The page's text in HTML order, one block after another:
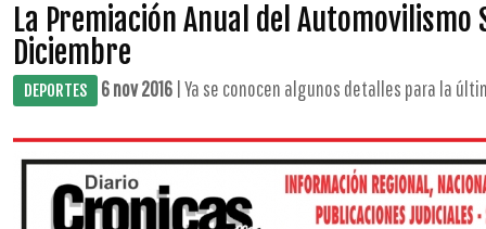
La Premiación Anual del Automovilismo
Diciembre
DEPORTES 6 nov 2016 | Ya se conocen algunos detalles para la